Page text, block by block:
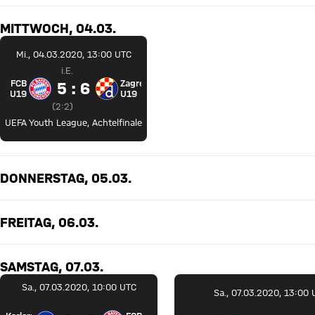
MITTWOCH, 04.03.
Mi., 04.03.2020, 13:00 UTC
FC Bayern U19 gegen Dinamo Zagreb U19
FCB
U19
i.E.
5 zu 6 Im Elfmeterschießen
5 : 6
(Zwischenergebnis:
2 zu 2 nach Zweite Halbzeit
2:2)
Zagreb
U19
UEFA Youth League Achtelfinale
DONNERSTAG, 05.03.
FREITAG, 06.03.
SAMSTAG, 07.03.
Sa., 07.03.2020, 10:00 UTC
Sa., 07.03.2020, 13:00